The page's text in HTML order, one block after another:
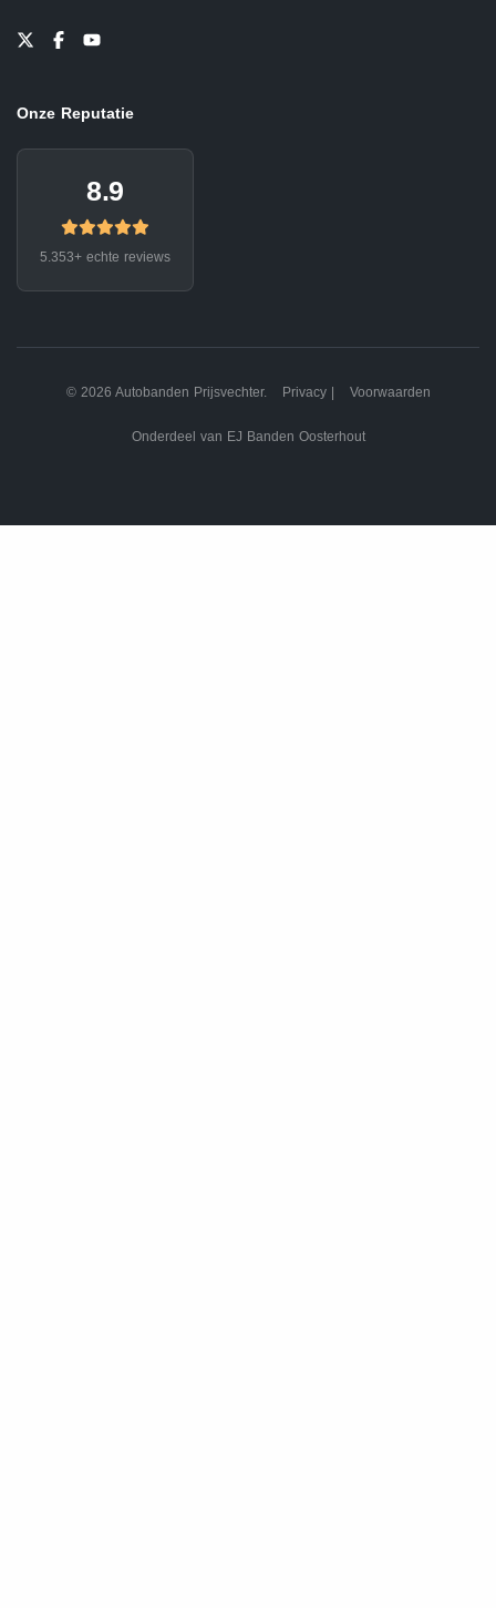
Onze Reputatie
8.9
5.353+ echte reviews
© 2026 Autobanden Prijsvechter. Privacy| Voorwaarden
Onderdeel van EJ Banden Oosterhout